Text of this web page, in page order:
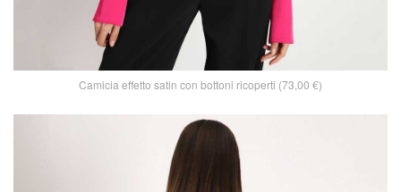
Camicia effetto satin con bottoni ricoperti (73,00 €)